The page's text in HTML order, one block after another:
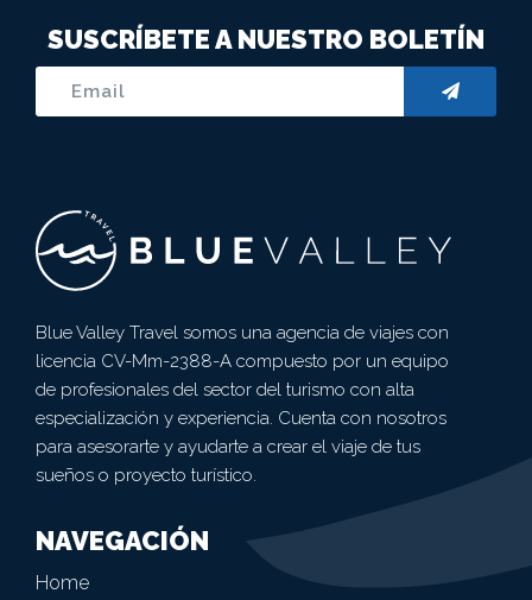
SUSCRÍBETE A NUESTRO BOLETÍN
Blue Valley Travel somos una agencia de viajes con
licencia CV-Mm-2388-A compuesto por un equipo
de profesionales del sector del turismo con alta
especialización y experiencia. Cuenta con nosotros
para asesorarte y ayudarte a crear el viaje de tus
sueños o proyecto turístico.
NAVEGACIÓN
Home